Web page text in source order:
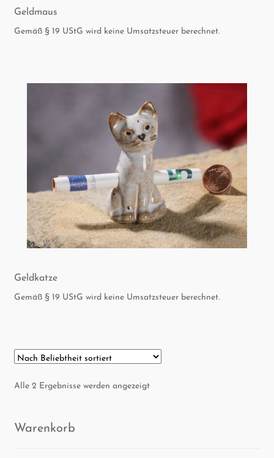
Geld­maus
Gemäß § 19 UStG wird keine Umsatzsteuer berechnet.
Geld­kat­ze
Gemäß § 19 UStG wird keine Umsatzsteuer berechnet.
Alle 2 Ergebnisse werden angezeigtNach
Waren­korb